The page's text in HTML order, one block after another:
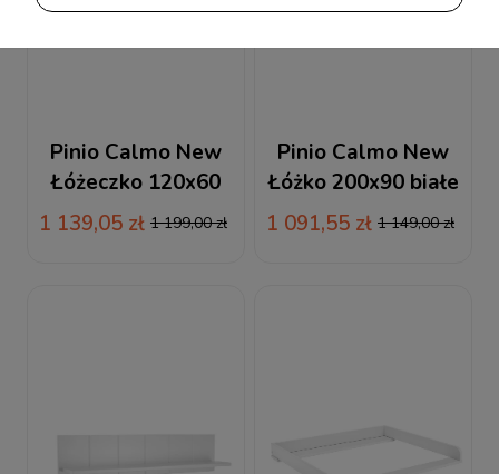
Pinio Calmo New
Łóżeczko 120x60
białe
1 139,05 zł 1 199,00 zł
Pinio Calmo New
Łóżko 200x90 białe
1 091,55 zł 1 149,00 zł